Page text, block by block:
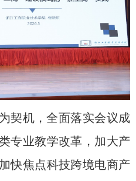
契机，全面落实会议成
专业教学改革，加大产
快焦点科技跨境电商产